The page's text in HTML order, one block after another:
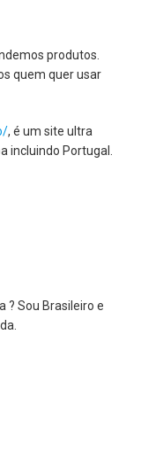
produtos.
quem quer usar
, é um site ultra
incluindo Portugal.
? Sou Brasileiro e